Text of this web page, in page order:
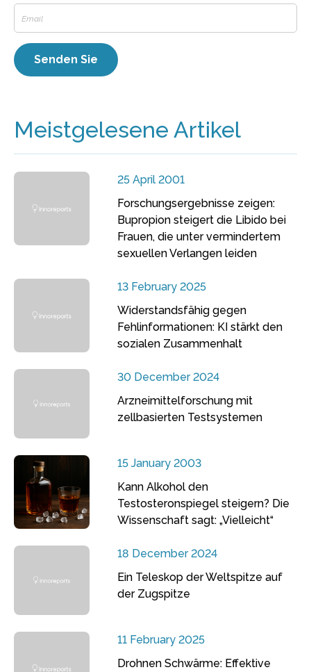
Meistgelesene Artikel
25 April 2001
Forschungsergebnisse zeigen:
Bupropion steigert die Libido bei
Frauen, die unter vermindertem
sexuellen Verlangen leiden
13 February 2025
Widerstandsfähig gegen
Fehlinformationen: KI stärkt den
sozialen Zusammenhalt
30 December 2024
Arzneimittelforschung mit
zellbasierten Testsystemen
15 January 2003
Kann Alkohol den
Testosteronspiegel steigern? Die
Wissenschaft sagt: „Vielleicht“
18 December 2024
Ein Teleskop der Weltspitze auf
der Zugspitze
11 February 2025
Drohnen Schwärme: Effektive